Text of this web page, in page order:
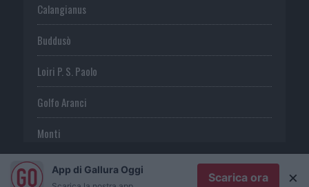
Calangianus
Buddusò
Loiri P. S. Paolo
Golfo Aranci
Monti
TeltiApp di Gallura Oggi
Scarica ora ×